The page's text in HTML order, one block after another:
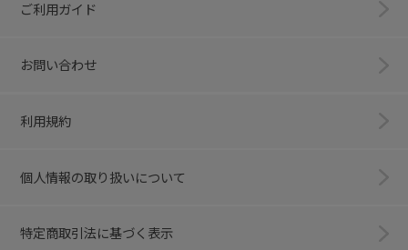
ご利用ガイド
お問い合わせ
利用規約
個人情報の取り扱いについて
特定商取引法に基づく表示